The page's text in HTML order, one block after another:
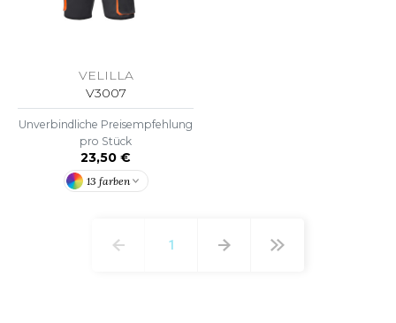
VELILLA
V3007
Unverbindliche Preisempfehlung
pro Stück
23,50 €
13 farben
1